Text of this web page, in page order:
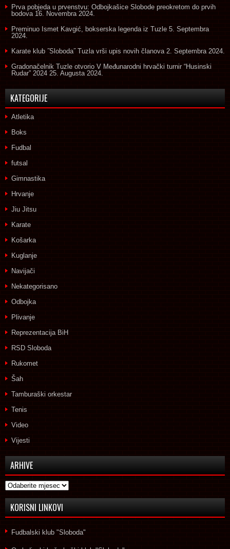
Prva pobjeda u prvenstvu: Odbojkašice Slobode preokretom do prvih
bodova 16. Novembra 2024.
Preminuo Ismet Kavgić, bokserska legenda iz Tuzle 5. Septembra
2024.
Karate klub ˝Sloboda˝ Tuzla vrši upis novih članova 2. Septembra 2024.
Gradonačelnik Tuzle otvorio V Međunarodni hrvački turnir “Husinski
Rudar” 2024 25. Augusta 2024.
KATEGORIJE
Atletika
Boks
Fudbal
futsal
Gimnastika
Hrvanje
Jiu Jitsu
Karate
Košarka
Kuglanje
Navijači
Nekategorisano
Odbojka
Plivanje
Reprezentacija BiH
RSD Sloboda
Rukomet
Šah
Tamburaški orkestar
Tenis
Video
Vijesti
ARHIVE
Arhive
KORISNI LINKOVI
Fudbalski klub "Sloboda"